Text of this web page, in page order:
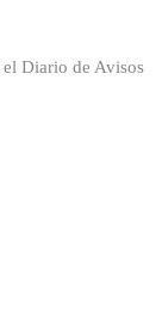
Diario de Avisos